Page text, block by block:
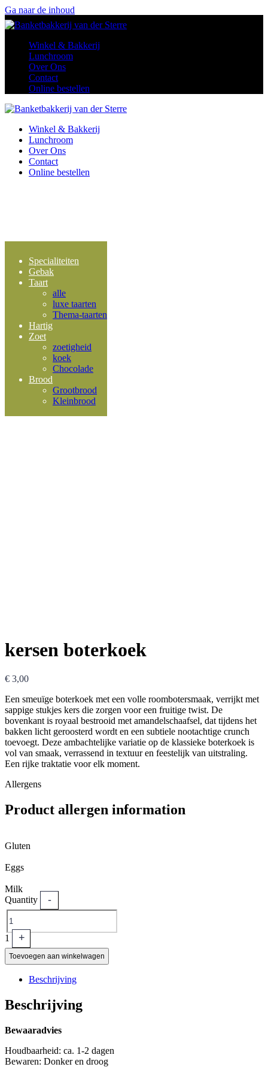
Ga naar de inhoud
Winkel & Bakkerij
Lunchroom
Over Ons
Contact
Online bestellen
Winkel & Bakkerij
Lunchroom
Over Ons
Contact
Online bestellen
Specialiteiten
Gebak
Taart
alle
luxe taarten
Thema-taarten
Hartig
Zoet
zoetigheid
koek
Chocolade
Brood
Grootbrood
Kleinbrood
kersen boterkoek
€ 3,00
Een smeuïge boterkoek met een volle roombotersmaak, verrijkt met
sappige stukjes kers die zorgen voor een fruitige twist. De
bovenkant is royaal bestrooid met amandelschaafsel, dat tijdens het
bakken licht geroosterd wordt en een subtiele nootachtige crunch
toevoegt. Deze ambachtelijke variatie op de klassieke boterkoek is
vol van smaak, verrassend in textuur en feestelijk van uitstraling.
Een rijke traktatie voor elk moment.
Allergens
Product allergen information
Gluten
Eggs
Milk
Quantity
-
1 +
Toevoegen aan winkelwagen
Beschrijving
Beschrijving
Bewaaradvies
Houdbaarheid: ca. 1-2 dagen
Bewaren: Donker en droog